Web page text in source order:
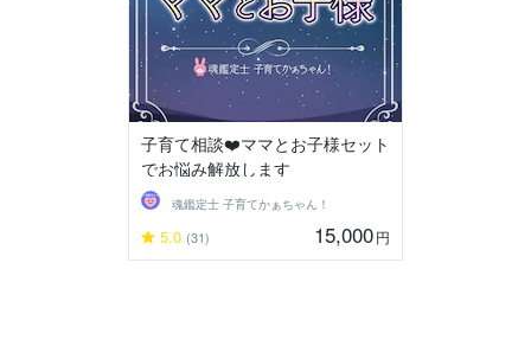
子育て相談❤️ママとお子様セット
でお悩み解放します
魂鑑定士 子育てかぁちゃん！
5.0 (31) 15,000円